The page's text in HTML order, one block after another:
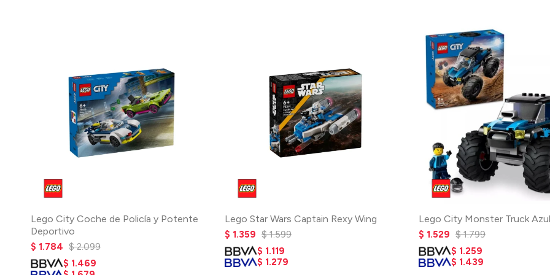
Lego City Coche de Policía y Potente
Deportivo
$ 1.784 $ 2.099
$ 1.469
Lego Star Wars Captain Rexy Wing
$ 1.359 $ 1.599
$ 1.119
$ 1.279
Lego City Monster Truck Azul
$ 1.529 $ 1.799
$ 1.259
$ 1.439